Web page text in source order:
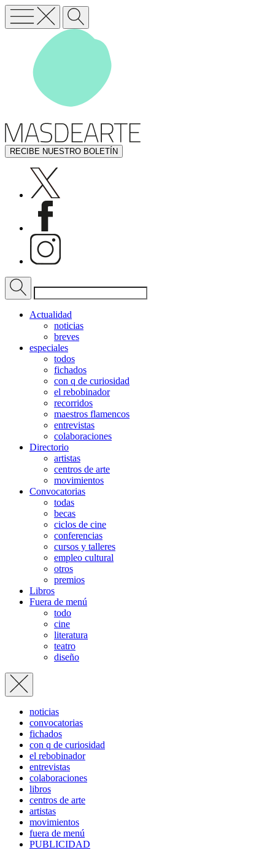
RECIBE NUESTRO BOLETÍN
Actualidad
noticias
breves
especiales
todos
fichados
con q de curiosidad
el rebobinador
recorridos
maestros flamencos
entrevistas
colaboraciones
Directorio
artistas
centros de arte
movimientos
Convocatorias
todas
becas
ciclos de cine
conferencias
cursos y talleres
empleo cultural
otros
premios
Libros
Fuera de menú
todo
cine
literatura
teatro
diseño
noticias
convocatorias
fichados
con q de curiosidad
el rebobinador
entrevistas
colaboraciones
libros
centros de arte
artistas
movimientos
fuera de menú
PUBLICIDAD